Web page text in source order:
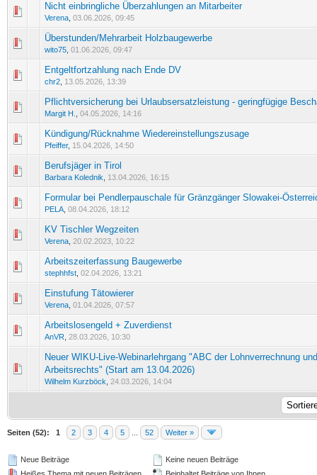
Nicht einbringliche Überzahlungen an Mitarbeiter
Verena 03.06.2026, 09:45
0 Bewertung(en) - 0 von 5 durchschnittlich
12345
Überstunden/Mehrarbeit Holzbaugewerbe
wito75 01.06.2026, 09:47
0 Bewertung(en) - 0 von 5 durchschnittlich
12345
Entgeltfortzahlung nach Ende DV
chr2 13.05.2026, 13:39
0 Bewertung(en) - 0 von 5 durchschnittlich
1 234 5
Pflichtversicherung bei Urlaubsersatzleistung - geringfügige
Margit H. 04.05.2026, 14:16
0 Bewertung(en) - 0 von 5 durchschnittlich
12345
Kündigung/Rücknahme Wiedereinstellungszusage
Pfeiffer, 15.04.2026, 14:50
0 Bewertung(en) - 0 von 5 durchschnittlich
12345
Berufsjäger in Tirol
Barbara Kolednik 13.04.2026, 16:15
0 Bewertung(en) - 0 von 5 durchschnittlich
Formular bei Pendlerpauschale für Gränzgänger Slowakei-
PELA 08.04.2026, 18:12
0 Bewertung(en) - 0 von 5 durchschnittlich
12 345
KV Tischler Wegzeiten
Verena 20.02.2023, 10:22
0 Bewertung(en) - 0 von 5 durchschnittlich
Arbeitszeiterfassung Baugewerbe
stephhfst 02.04.2026, 13:21
0 Bewertung(en) - 0 von 5 durchschnittlich
12345
Einstufung Tätowierer
Verena 01.04.2026, 07:57
0 Bewertung(en) - 0 von 5 durchschnittlich
Arbeitslosengeld + Zuverdienst
AnVR 28.03.2026, 10:30
0 Bewertung(en) - 0 von 5 durchschnittlich
12345
Neuer WIKU-Live-Webinarlehrgang "ABC der Lohnverrechnung
Arbeitsrechts" (Start am 13.04.2026)
Wilhelm Kurzböck 24.03.2026, 14:04
0 Bewertung(en) - 0 von 5 durchschnittlich
12 34 5
Seiten (52): 1 2 3 4 5 52 Weiter »
Neue Beiträge
Keine neuen Beiträge